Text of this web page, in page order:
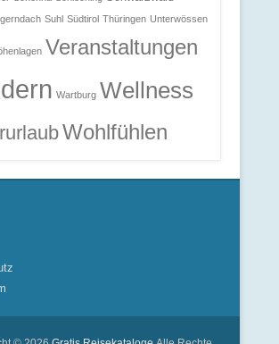
Suhl Südtirol Thüringen Unterwössen
Veranstaltungen
Wartburg Wellness
Wohlfühlen